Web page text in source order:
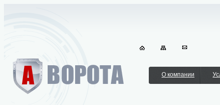
О компании